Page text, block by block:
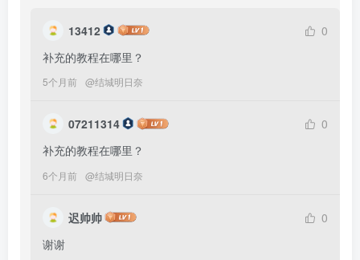
13412
0
补充的教程在哪里？
5个月前 @结城明日奈
07211314
0
6个月前 @结城明日奈
迟帅帅
0
谢谢